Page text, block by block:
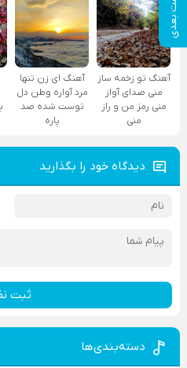
پست بعدی
آهنگ تو زخمه ساز
منی صدای آواز
منی رمز من و راز
منی
آهنگ ای زن تنها
مرد آواره وطن دل
توست شده صد
پاره
دیدگاه خود را بگذارید
ثبت
دسته‌بندی‌ها